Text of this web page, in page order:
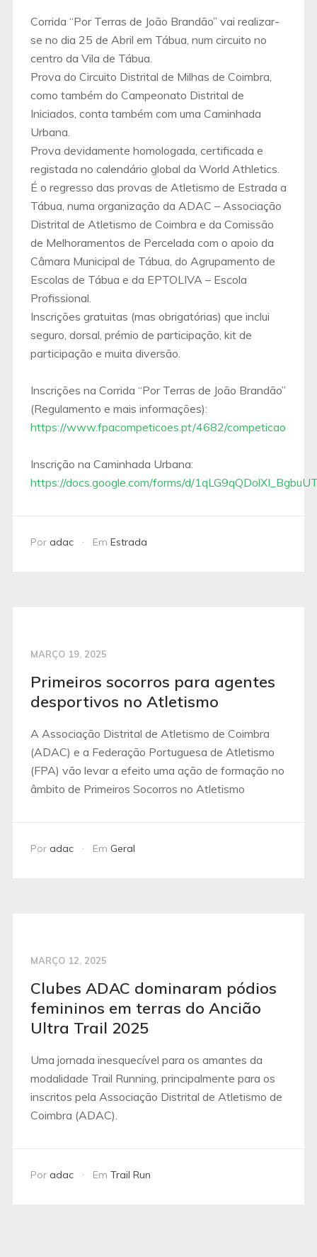
Corrida “Por Terras de João Brandão” vai realizar-
se no dia 25 de Abril em Tábua, num circuito no
centro da Vila de Tábua.
Prova do Circuito Distrital de Milhas de Coimbra,
como também do Campeonato Distrital de
Iniciados, conta também com uma Caminhada
Urbana.
Prova devidamente homologada, certificada e
registada no calendário global da World Athletics.
É o regresso das provas de Atletismo de Estrada a
Tábua, numa organização da ADAC – Associação
Distrital de Atletismo de Coimbra e da Comissão
de Melhoramentos de Percelada com o apoio da
Câmara Municipal de Tábua, do Agrupamento de
Escolas de Tábua e da EPTOLIVA – Escola
Profissional.
Inscrições gratuitas (mas obrigatórias) que inclui
seguro, dorsal, prémio de participação, kit de
participação e muita diversão.
Inscrições na Corrida “Por Terras de João Brandão”
(Regulamento e mais informações):
https://www.fpacompeticoes.pt/4682/competicao
Inscrição na Caminhada Urbana:
https://docs.google.com/forms/d/
Por adac Em Estrada
MARÇO 19, 2025
Primeiros socorros para agentes
desportivos no Atletismo
A Associação Distrital de Atletismo de Coimbra
(ADAC) e a Federação Portuguesa de Atletismo
(FPA) vão levar a efeito uma ação de formação no
âmbito de Primeiros Socorros no Atletismo
Por adac Em Geral
MARÇO 12, 2025
Clubes ADAC dominaram pódios
femininos em terras do Ancião
Ultra Trail 2025
Uma jornada inesquecível para os amantes da
modalidade Trail Running, principalmente para os
inscritos pela Associação Distrital de Atletismo de
Coimbra (ADAC).
Por adac Em Trail Run